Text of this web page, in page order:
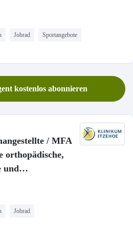
Jobrad Sportangebote
kostenlos abonnieren
/ MFA
orthopädische,
und
in Teilzeit
Jobrad